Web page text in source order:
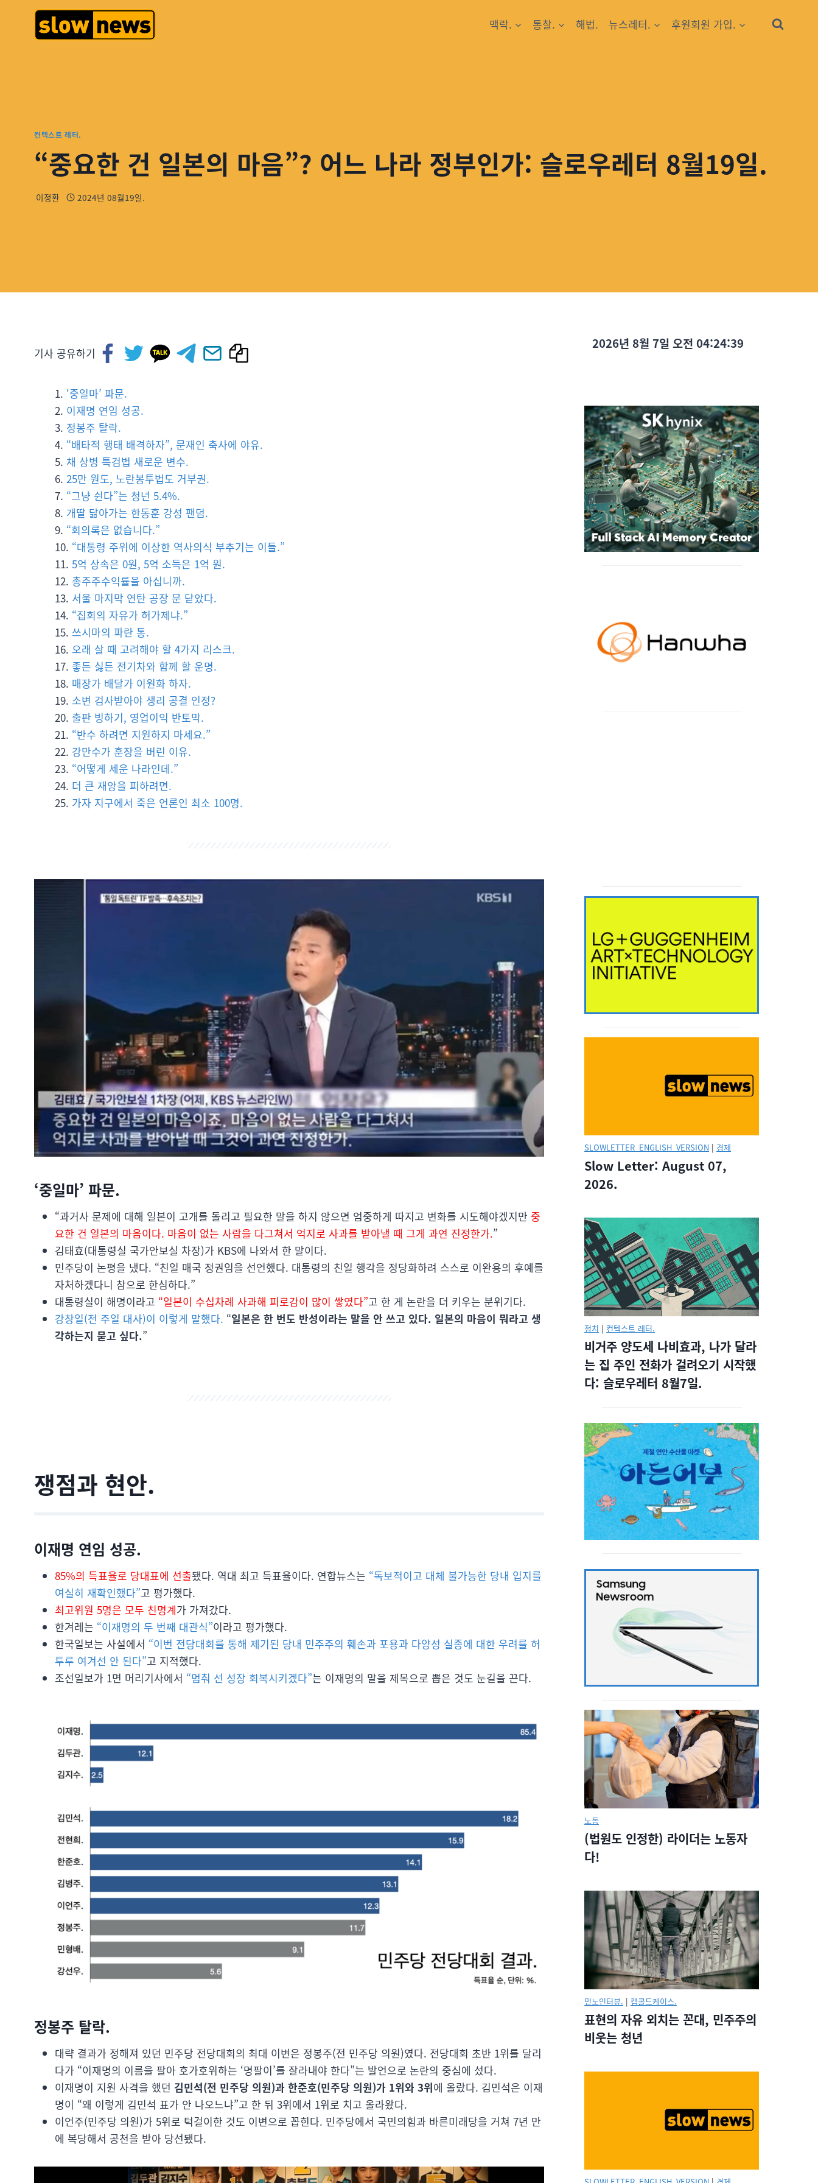
맥락. 통찰. 해법. 뉴스레터. 후원회원 가입.
컨텍스트 레터.
“중요한 건 일본의 마음”? 어느 나라 정부인가: 슬로우레터 8월19일.
이정환 2024년 08월19일.
기사 공유하기
‘중일마’ 파문.
이재명 연임 성공.
정봉주 탈락.
“배타적 행태 배격하자”, 문재인 축사에 야유.
채 상병 특검법 새로운 변수.
25만 원도, 노란봉투법도 거부권.
“그냥 쉰다”는 청년 5.4%.
개딸 닮아가는 한동훈 강성 팬덤.
“회의록은 없습니다.”
“대통령 주위에 이상한 역사의식 부추기는 이들.”
5억 상속은 0원, 5억 소득은 1억 원.
총주주수익률을 아십니까.
서울 마지막 연탄 공장 문 닫았다.
“집회의 자유가 허가제냐.”
쓰시마의 파란 통.
오래 살 때 고려해야 할 4가지 리스크.
좋든 싫든 전기차와 함께 할 운명.
매장가 배달가 이원화 하자.
소변 검사받아야 생리 공결 인정?
출판 빙하기, 영업이익 반토막.
“반수 하려면 지원하지 마세요.”
강만수가 훈장을 버린 이유.
“어떻게 세운 나라인데.”
더 큰 재앙을 피하려면.
가자 지구에서 죽은 언론인 최소 100명.
‘중일마’ 파문.
“과거사 문제에 대해 일본이 고개를 돌리고 필요한 말을 하지 않으면 엄중하게 따지고 변화를 시도해야겠지만 중
요한 건 일본의 마음이다. 마음이 없는 사람을 다그쳐서 억지로 사과를 받아낼 때 그게 과연 진정한가.”
김태효(대통령실 국가안보실 차장)가 KBS에 나와서 한 말이다.
민주당이 논평을 냈다. “친일 매국 정권임을 선언했다. 대통령의 친일 행각을 정당화하려 스스로 이완용의 후예를
자처하겠다니 참으로 한심하다.”
대통령실이 해명이라고 “일본이 수십차례 사과해 피로감이 많이 쌓였다”고 한 게 논란을 더 키우는 분위기다.
강창일(전 주일 대사)이 이렇게 말했다. “일본은 한 번도 반성이라는 말을 안 쓰고 있다. 일본의 마음이 뭐라고 생
각하는지 묻고 싶다.”
쟁점과 현안.
이재명 연임 성공.
85%의 득표율로 당대표에 선출됐다. 역대 최고 득표율이다. 연합뉴스는 “독보적이고 대체 불가능한 당내 입지를
여실히 재확인했다”고 평가했다.
최고위원 5명은 모두 친명계가 가져갔다.
한겨레는 “이재명의 두 번째 대관식”이라고 평가했다.
한국일보는 사설에서 “이번 전당대회를 통해 제기된 당내 민주주의 훼손과 포용과 다양성 실종에 대한 우려를 허
투루 여겨선 안 된다”고 지적했다.
조선일보가 1면 머리기사에서 “멈춰 선 성장 회복시키겠다”는 이재명의 말을 제목으로 뽑은 것도 눈길을 끈다.
정봉주 탈락.
대략 결과가 정해져 있던 민주당 전당대회의 최대 이변은 정봉주(전 민주당 의원)였다. 전당대회 초반 1위를 달리
다가 “이재명의 이름을 팔아 호가호위하는 ‘명팔이’를 잘라내야 한다”는 발언으로 논란의 중심에 섰다.
이재명이 지원 사격을 했던 김민석(전 민주당 의원)과 한준호(민주당 의원)가 1위와 3위에 올랐다. 김민석은 이재
명이 “왜 이렇게 김민석 표가 안 나오느냐”고 한 뒤 3위에서 1위로 치고 올라왔다.
이언주(민주당 의원)가 5위로 턱걸이한 것도 이변으로 꼽힌다. 민주당에서 국민의힘과 바른미래당을 거쳐 7년 만
에 복당해서 공천을 받아 당선됐다.
2026년 8월 7일 오전 04:24:41
SLOWLETTER_ENGLISH_VERSION | 경제
Slow Letter: August 07,
2026.
정치 | 컨텍스트 레터.
비거주 양도세 나비효과, 나가 달라
는 집 주인 전화가 걸려오기 시작했
다: 슬로우레터 8월7일.
노동
(법원도 인정한) 라이더는 노동자
다!
민노인터뷰. | 캡콜드케이스.
표현의 자유 외치는 꼰대, 민주주의
비웃는 청년